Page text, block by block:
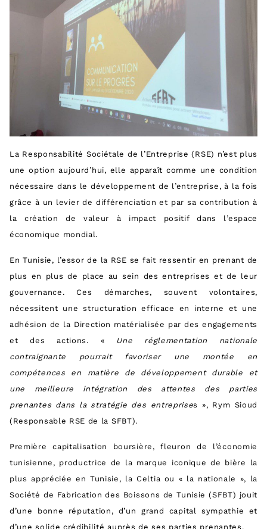
La Responsabilité Sociétale de l’Entreprise (RSE) n’est plus
une option aujourd’hui, elle apparaît comme une condition
nécessaire dans le développement de l’entreprise, à la fois
grâce à un levier de différenciation et par sa contribution à
la création de valeur à impact positif dans l’espace
économique mondial.
En Tunisie, l’essor de la RSE se fait ressentir en prenant de
plus en plus de place au sein des entreprises et de leur
gouvernance. Ces démarches, souvent volontaires,
nécessitent une structuration efficace en interne et une
adhésion de la Direction matérialisée par des engagements
et des actions. «
Une réglementation nationale
contraignante pourrait favoriser une montée en
compétences en matière de développement durable et
une meilleure intégration des attentes des parties
prenantes dans la stratégie des entreprises », Rym Sioud
(Responsable RSE de la SFBT).
Première capitalisation boursière, fleuron de l’économie
tunisienne, productrice de la marque iconique de bière la
plus appréciée en Tunisie, la Celtia ou « la nationale », la
Société de Fabrication des Boissons de Tunisie (SFBT) jouit
d’une bonne réputation, d’un grand capital sympathie et
d’une solide crédibilité auprès de ses parties prenantes.